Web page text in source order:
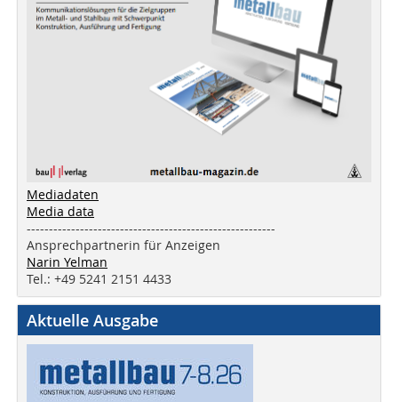
Mediadaten
Media data
--------------------------------------------------------
Ansprechpartnerin für Anzeigen
Narin Yelman
Tel.: +49 5241 2151 4433
Aktuelle Ausgabe